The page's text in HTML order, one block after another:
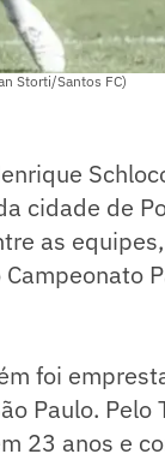
Storti/Santos FC)
cidade de
as
foi
Paulo. Pelo
23 anos e